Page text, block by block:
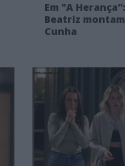
Em "A
Beatriz
Cunha